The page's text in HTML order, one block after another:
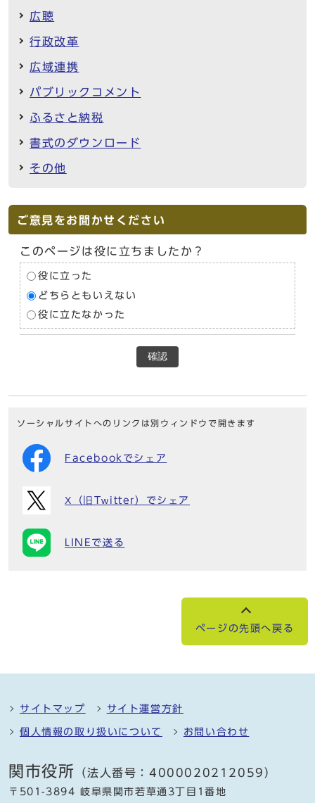
広聴
行政改革
広域連携
パブリックコメント
ふるさと納税
書式のダウンロード
その他
ご意見をお聞かせください
このページは役に立ちましたか？
役に立った
どちらともいえない
役に立たなかった
確認
ソーシャルサイトへのリンクは別ウィンドウで開きます
Facebookでシェア
X（旧Twitter）でシェア
LINEで送る
ページの先頭へ戻る
サイトマップ サイト運営方針
個人情報の取り扱いについて お問い合わせ
関市役所 （法人番号：4000020212059）
〒501-3894 岐阜県関市若草通3丁目1番地